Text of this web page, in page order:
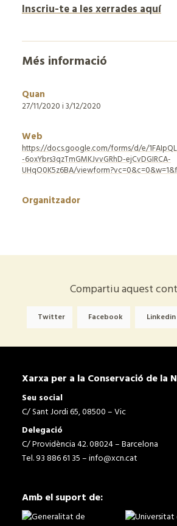
Inscriu-te a les xerrades aquí
Més informació
Quan
27/11/2020 i 3/12/2020
Web
https://docs.google.com/forms/d/e/
-6oxYbrs3qzTmGMKJvvGRhD-ejCvDGIRCA-
UHqO0K5z6BA/
Organitzador
Compartiu aquest
Twitter Facebook Linkedin
Xarxa per a la Conservació de la
Seu social
C/ Sant Jordi 65, 08500 – Vic
Delegació
C/ Providència 42. 08024 – Barcelona
Tel. 93 886 61 35 –info@xcn.cat
Amb el suport de: